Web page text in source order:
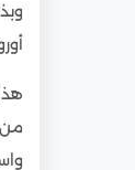
من